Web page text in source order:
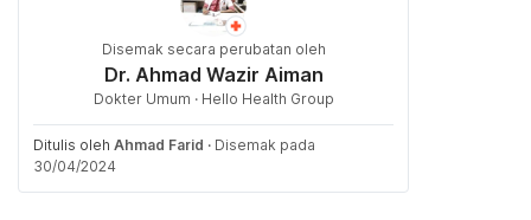
Disemak secara perubatan oleh
Dr. Ahmad Wazir Aiman
Dokter Umum · Hello Health Group
Ditulis oleh Ahmad Farid · Disemak pada
30/04/2024